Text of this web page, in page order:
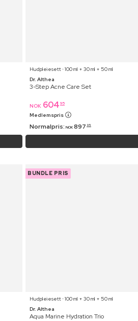
Hudpleiesett ⋅ 100 ml + 30 ml + 50 ml
Dr. Althea
3-Step Acne Care Set
NOK 604 95
Medlemspris
Normalpris: NOK 897 95
BUNDLE PRIS
Hudpleiesett ⋅ 100 ml + 30 ml + 50 ml
Dr. Althea
Aqua Marine Hydration Trio